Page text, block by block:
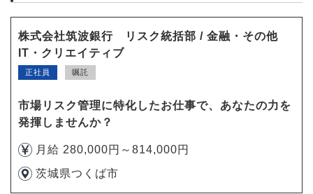
株式会社筑波銀行 リスク統括部 / 金融・その他
IT・クリエイティブ
正社員 嘱託
市場リスク管理に特化したお仕事で、あなたの力を
発揮しませんか？
月給 280,000円～814,000円
茨城県つくば市